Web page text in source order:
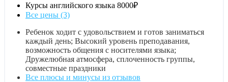
Курсы английского языка 8000₽
Все цены (3)
Ребенок ходит с удовольствием и готов заниматься
каждый день; Высокий уровень преподавания,
возможность общения с носителями языка;
Дружелюбная атмосфера, сплоченность группы,
совместные праздники
Все плюсы и минусы из отзывов